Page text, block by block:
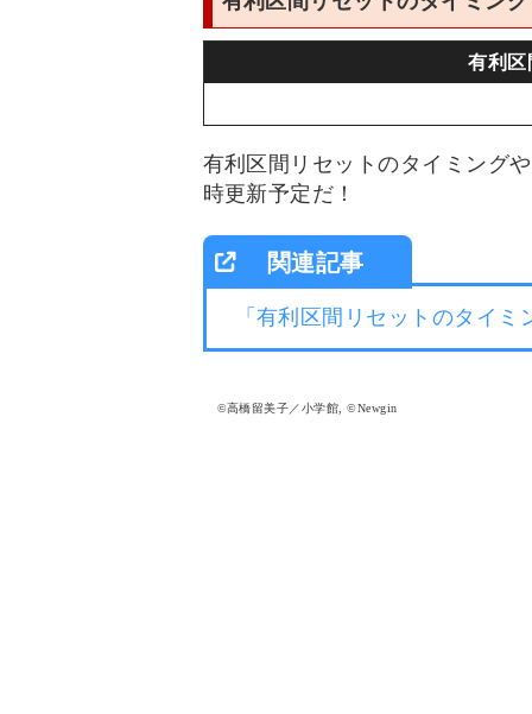
有利区
有利区間リセットのタイミング
時更新予定だ！
「有利区間リセットのタイ
©高橋留美子／小学館, ©Newgin